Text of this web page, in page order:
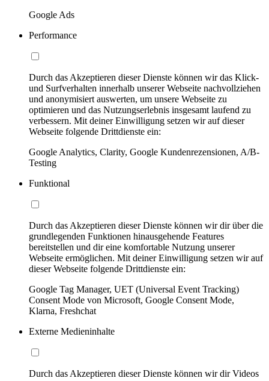
Google Ads
Performance
Durch das Akzeptieren dieser Dienste können wir das Klick-
und Surfverhalten innerhalb unserer Webseite nachvollziehen
und anonymisiert auswerten, um unsere Webseite zu
optimieren und das Nutzungserlebnis insgesamt laufend zu
verbessern. Mit deiner Einwilligung setzen wir auf dieser
Webseite folgende Drittdienste ein:
Google Analytics, Clarity, Google Kundenrezensionen, A/B-
Testing
Funktional
Durch das Akzeptieren dieser Dienste können wir dir über die
grundlegenden Funktionen hinausgehende Features
bereitstellen und dir eine komfortable Nutzung unserer
Webseite ermöglichen. Mit deiner Einwilligung setzen wir auf
dieser Webseite folgende Drittdienste ein:
Google Tag Manager, UET (Universal Event Tracking)
Consent Mode von Microsoft, Google Consent Mode,
Klarna, Freshchat
Externe Medieninhalte
Durch das Akzeptieren dieser Dienste können wir dir Videos